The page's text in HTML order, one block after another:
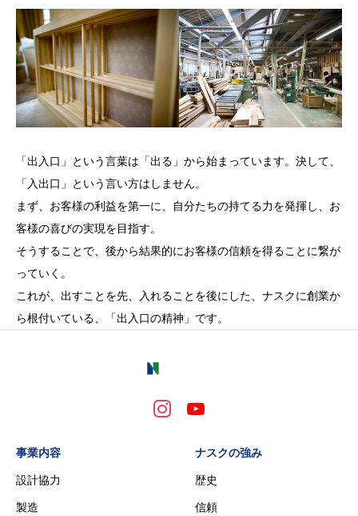
「出入口」という言葉は「出る」から始まっています。決して、
「入出口」という言い方はしません。
まず、お客様の利益を第一に、自分たちの持てる力を発揮し、お
客様の喜びの実現を目指す。
そうすることで、後から結果的にお客様の信頼を得ることに繋が
っていく。
これが、出すことを先、入れることを後にした、ナスクに創業か
ら根付いている、「出入口の精神」です。
事業内容
設計協力
製造
ナスクの強み
歴史
信頼